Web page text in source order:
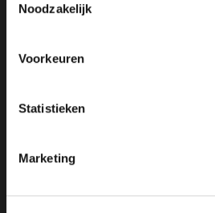
Noodzakelijk
Voorkeuren
Statistieken
Marketing